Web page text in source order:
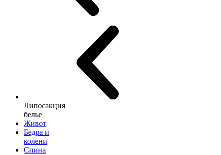
Липосакция
белье
Живот
Бедра и
колени
Спина